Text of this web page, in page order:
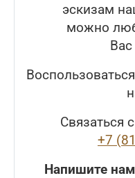
эскизам
можно
Связаться
+7
Напишите